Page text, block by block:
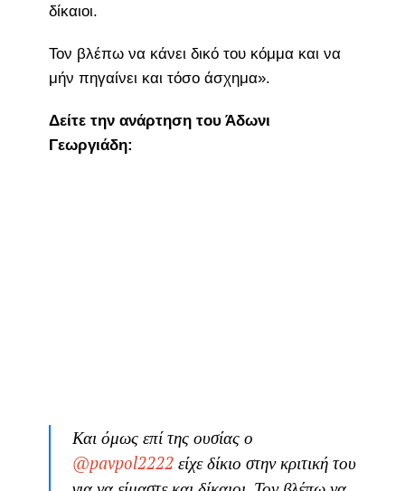
δίκαιοι.
Τον βλέπω να κάνει δικό του κόμμα και να
μήν πηγαίνει και τόσο άσχημα».
Δείτε την ανάρτηση του Άδωνι
Γεωργιάδη:
Και όμως επί της ουσίας ο
@pavpol2222είχε δίκιο στην κριτική του